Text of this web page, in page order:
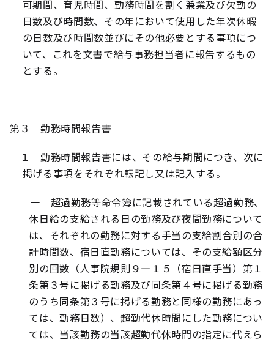
可期間、育児時間、勤務時間を割く兼業及び欠勤の
日数及び時間数、その年において使用した年次休暇
の日数及び時間数並びにその他必要とする事項につ
いて、これを文書で給与事務担当者に報告するもの
とする。
第３ 勤務時間報告書
１ 勤務時間報告書には、その給与期間につき、次に
掲げる事項をそれぞれ転記し又は記入する。
一 超過勤務等命令簿に記載されている超過勤務、
休日給の支給される日の勤務及び夜間勤務について
は、それぞれの勤務に対する手当の支給割合別の合
計時間数、宿日直勤務については、その支給額区分
別の回数（人事院規則９―１５（宿日直手当）第１
条第３号に掲げる勤務及び同条第４号に掲げる勤務
のうち同条第３号に掲げる勤務と同様の勤務にあっ
ては、勤務日数）、超勤代休時間にした勤務につい
ては、当該勤務の当該超勤代休時間の指定に代えら